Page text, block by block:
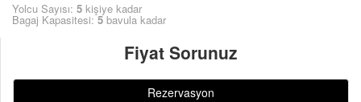
Yolcu Sayısı: 5 kişiye kadar
Bagaj Kapasitesi:5bavula kadar
Fiyat Sorunuz
Rezervasyon